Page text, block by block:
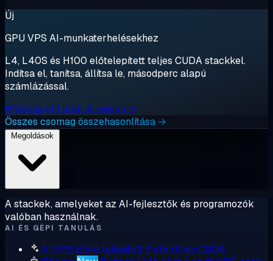
Új
GPU VPS AI-munkaterhelésekhez
L4, L40S és H100 előtelepített teljes CUDA stackkel.
Indítsa el, tanítsa, állítsa le, másodperc alapú
számlázással.
Próbálja ki 1 órán át ingyen →
Összes csomag összehasonlítása →
A stackek, amelyeket az AI-fejlesztők és programozók
valóban használnak.
AI ÉS GÉPI TANULÁS
AI VPS Előre telepített PyTorch és CUDA